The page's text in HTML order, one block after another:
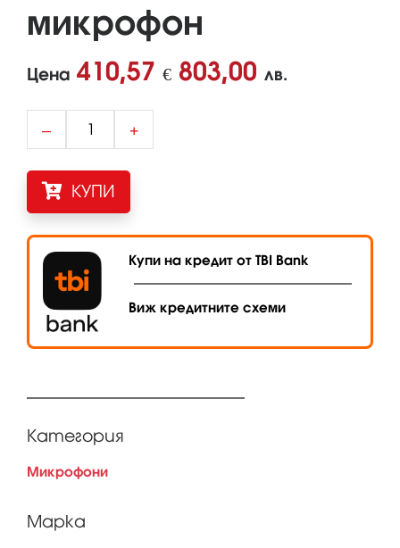
микрофон
Цена 410,57 € 803,00 лв.
– +
КУПИ
Купи на кредит от TBI Bank
Виж кредитните схеми
Категория
Микрофони
Марка